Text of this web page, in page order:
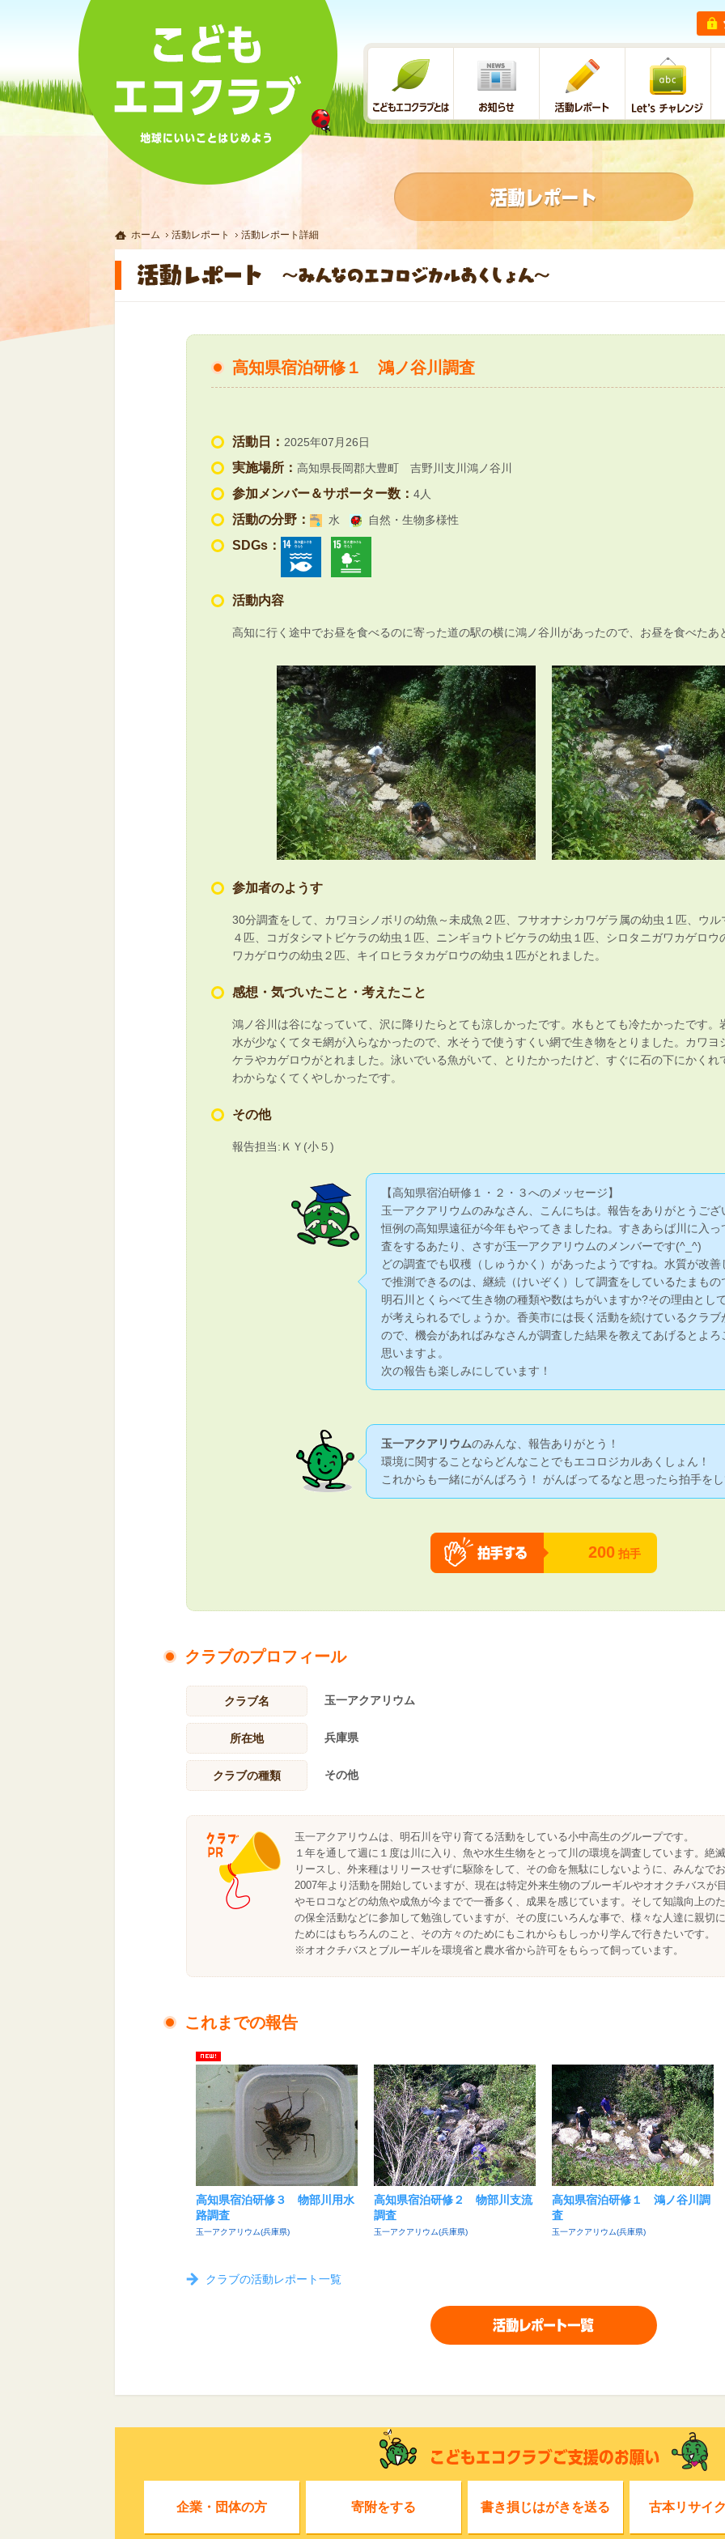
ホーム 活動レポート 活動レポート詳細
高知県宿泊研修１ 鴻ノ谷川調査
活動日： 2025年07月26日
実施場所： 高知県長岡郡大豊町 吉野川支川鴻ノ谷川
参加メンバー＆サポーター数： 4人
活動の分野： 水 自然・生物多様性
SDGs：
活動内容
高知に行く途中でお昼を食べるのに寄った道の駅の横に鴻ノ谷川があったので、お昼を食べたあ
参加者のようす
30分調査をして、カワヨシノボリの幼魚～未成魚２匹、フサオナシカワゲラ属の幼虫１匹、ウ
４匹、コガタシマトビケラの幼虫１匹、ニンギョウトビケラの幼虫１匹、シロタニガワカゲロ
ワカゲロウの幼虫２匹、キイロヒラタカゲロウの幼虫１匹がとれました。
感想・気づいたこと・考えたこと
鴻ノ谷川は谷になっていて、沢に降りたらとても涼しかったです。水もとても冷たかったです。
水が少なくてタモ網が入らなかったので、水そうで使うすくい網で生き物をとりました。カワヨ
ケラやカゲロウがとれました。泳いでいる魚がいて、とりたかったけど、すぐに石の下にかくれ
わからなくてくやしかったです。
その他
報告担当:ＫＹ(小５)
【高知県宿泊研修１・２・３へのメッセージ】
玉一アクアリウムのみなさん、こんにちは。報告をありがとうござ
恒例の高知県遠征が今年もやってきましたね。すきあらば川に入っ
査をするあたり、さすが玉一アクアリウムのメンバーです(^_^)
どの調査でも収穫（しゅうかく）があったようですね。水質が改善
で推測できるのは、継続（けいぞく）して調査をしているたまもの
明石川とくらべて生き物の種類や数はちがいますか?その理由とし
が考えられるでしょうか。香美市には長く活動を続けているクラブ
ので、機会があればみなさんが調査した結果を教えてあげるとよろ
思いますよ。
次の報告も楽しみにしています！
玉一アクアリウムのみんな、報告ありがとう！
環境に関することならどんなことでもエコロジカルあくしょん！
これからも一緒にがんばろう！ がんばってるなと思ったら拍手を
200 拍手
クラブのプロフィール
クラブ名 玉一アクアリウム
所在地 兵庫県
クラブの種類 その他
玉一アクアリウムは、明石川を守り育てる活動をしている小中高生のグループです。
１年を通して週に１度は川に入り、魚や水生生物をとって川の環境を調査しています。絶
リースし、外来種はリリースせずに駆除をして、その命を無駄にしないように、みんなで
2007年より活動を開始していますが、現在は特定外来生物のブルーギルやオオクチバスが
やモロコなどの幼魚や成魚が今までで一番多く、成果を感じています。そして知識向上の
の保全活動などに参加して勉強していますが、その度にいろんな事で、様々な人達に親切
ためにはもちろんのこと、その方々のためにもこれからもしっかり学んで行きたいです。
※オオクチバスとブルーギルを環境省と農水省から許可をもらって飼っています。
これまでの報告
高知県宿泊研修３ 物部川用水
路調査
玉一アクアリウム(兵庫県)
高知県宿泊研修２ 物部川支流
調査
玉一アクアリウム(兵庫県)
高知県宿泊研修１ 鴻ノ谷川調
査
玉一アクアリウム(兵庫県)
クラブの活動レポート一覧
企業・団体の方 寄附をする 書き損じはがきを送る 古本リサイ